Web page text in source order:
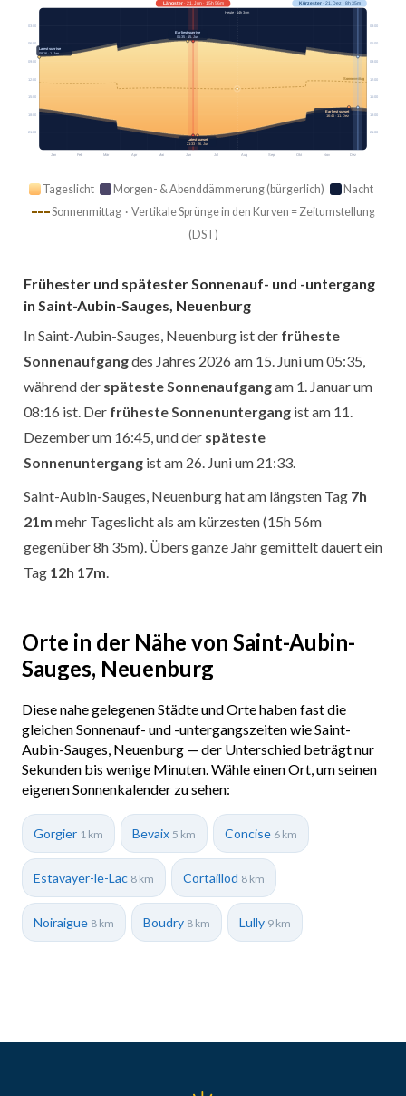
Jan Feb Mär Apr Mai Jun Jul Aug Sep Okt Nov Dez
Sonnenmittag
03:00 03:00
06:00 06:00
09:00 09:00
12:00 12:00
15:00 15:00
18:00 18:00
21:00 21:00
Längster· 21. Jun · 15h 56m Kürzester· 21. Dez · 8h 35m
Heute · 14h 34m
Earliest sunrise
05:35 · 15. Jun
Latest sunrise
08:16 · 1. Jan
Earliest sunset
16:45 · 11. Dez
Latest sunset
21:33 · 26. Jun
Tageslicht Morgen- & Abenddämmerung (bürgerlich)
Nacht
Sonnenmittag · Vertikale Sprünge in den Kurven = Zeitumstellung
(DST)
Frühester und spätester Sonnenauf- und -untergang
in Saint-Aubin-Sauges, Neuenburg
In Saint-Aubin-Sauges, Neuenburg ist der früheste
Sonnenaufgangdes Jahres 2026 am 15. Juni um 05:35,
während der späteste Sonnenaufgangam 1. Januar um
08:16 ist. Der früheste Sonnenuntergang ist am 11.
Dezember um 16:45, und der späteste
Sonnenuntergang ist am 26. Juni um 21:33.
Saint-Aubin-Sauges, Neuenburg hat am längsten Tag 7h
21m mehr Tageslicht als am kürzesten (15h 56m
gegenüber 8h 35m). Übers ganze Jahr gemittelt dauert ein
Tag 12h 17m
Orte in der Nähe von Saint-Aubin-
Sauges, Neuenburg
Diese nahe gelegenen Städte und Orte haben fast die
gleichen Sonnenauf- und -untergangszeiten wie Saint-
Aubin-Sauges, Neuenburg — der Unterschied beträgt nur
Sekunden bis wenige Minuten. Wähle einen Ort, um seinen
eigenen Sonnenkalender zu sehen:
Gorgier 1 km Bevaix 5 km Concise 6 km
Estavayer-le-Lac 8 km Cortaillod 8 km
Noiraigue 8 km Boudry 8 km Lully 9 km